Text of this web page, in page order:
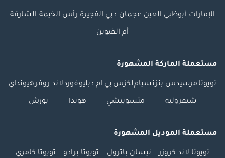
الإمارات أبوظبي العين عجمان دبي الفجيرة رأس الخيمة الشارقة
أم القيوين
مستعملة الماركة المشهورة
تويوتا مرسيدس بنزنسياملكزس بي ام دبليوفوردلاند روفرهيونداي
شيفروليه متسوبيشي هوندا بورش
مستعملة الموديل المشهورة
تويوتا لاند كروزر نيسان باترول تويوتا برادو تويوتا كامري